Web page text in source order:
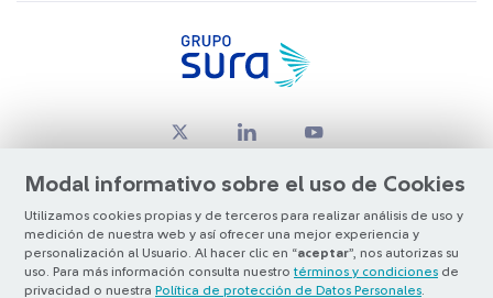
Modal informativo sobre el uso de Cookies
Utilizamos cookies propias y de terceros para realizar análisis de uso y
medición de nuestra web y así ofrecer una mejor experiencia y
personalización al Usuario. Al hacer clic en “aceptar”, nos autorizas su
uso. Para más información consulta nuestro términos y condiciones de
privacidad o nuestra Política de protección de Datos Personales
© Copyright Grupo SURA 2026